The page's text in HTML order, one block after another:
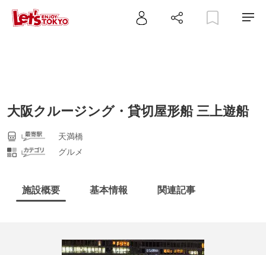
大阪クルージング・貸切屋形船 三上遊船
天満橋
グルメ
施設概要 基本情報 関連記事